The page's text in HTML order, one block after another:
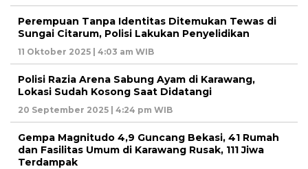
Perempuan Tanpa Identitas Ditemukan Tewas di
Sungai Citarum, Polisi Lakukan Penyelidikan
11 Oktober 2025 | 4:03 am WIB
Polisi Razia Arena Sabung Ayam di Karawang,
Lokasi Sudah Kosong Saat Didatangi
20 September 2025 | 4:24 pm WIB
Gempa Magnitudo 4,9 Guncang Bekasi, 41 Rumah
dan Fasilitas Umum di Karawang Rusak, 111 Jiwa
Terdampak